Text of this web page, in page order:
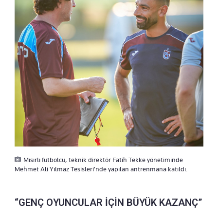
Mısırlı futbolcu, teknik direktör Fatih Tekke yönetiminde
Mehmet Ali Yılmaz Tesisleri'nde yapılan antrenmana katıldı.
“GENÇ OYUNCULAR İÇİN BÜYÜK KAZANÇ”